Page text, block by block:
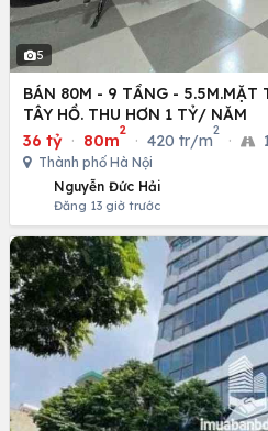
5
BÁN 80M - 9 TẦNG - 5.5M.MẶT
TÂY HỒ. THU HƠN 1 TỶ/ NĂM
36 tỷ · 80m
2
· 420 tr/m
2
·
Thành phố Hà Nội
Nguyễn Đức Hải
Đăng 13 giờ trước